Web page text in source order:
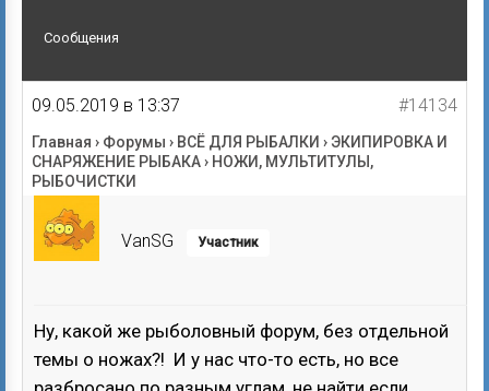
Сообщения
09.05.2019 в 13:37 #14134
Главная › Форумы › ВСЁ ДЛЯ РЫБАЛКИ › ЭКИПИРОВКА И
СНАРЯЖЕНИЕ РЫБАКА› НОЖИ, МУЛЬТИТУЛЫ,
РЫБОЧИСТКИ
VanSG Участник
Ну, какой же рыболовный форум, без отдельной
темы о ножах?! И у нас что-то есть, но все